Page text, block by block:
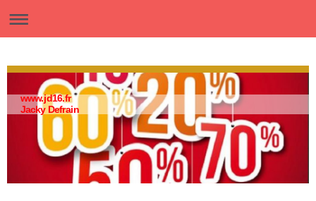
www.jd16.fr
Jacky Defrain